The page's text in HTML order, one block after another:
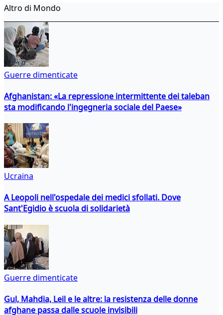
Altro di Mondo
Guerre dimenticate
Afghanistan: «La repressione intermittente dei taleban
sta modificando l'ingegneria sociale del Paese»
Ucraina
A Leopoli nell'ospedale dei medici sfollati. Dove
Sant'Egidio è scuola di solidarietà
Guerre dimenticate
Gul, Mahdia, Leil e le altre: la resistenza delle donne
afghane passa dalle scuole invisibili